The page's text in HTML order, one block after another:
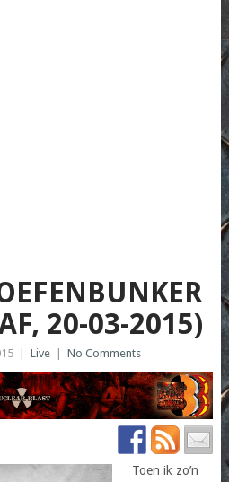
20-03-2015)
Live No Comments
Toen ik zo’n